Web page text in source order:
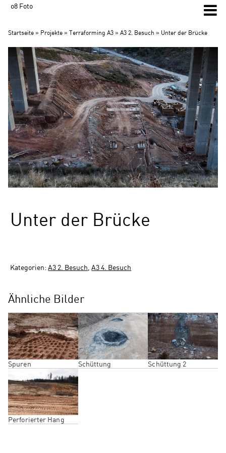
o8 Foto
Startseite » Projekte » Terraforming A3 » A3 2. Besuch » Unter der Brücke
Unter der Brücke
Kategorien:A3 2. Besuch ,A3 4. Besuch
Ähnliche Bilder
Spuren Schüttung Schüttung 2
Perforierter Hang